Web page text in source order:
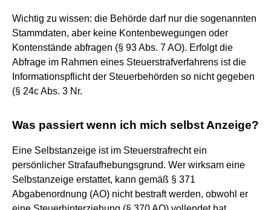
Wichtig zu wissen: die Behörde darf nur die sogenannten
Stammdaten, aber keine Kontenbewegungen oder
Kontenstände abfragen (§ 93 Abs. 7 AO). Erfolgt die
Abfrage im Rahmen eines Steuerstrafverfahrens ist die
Informationspflicht der Steuerbehörden so nicht gegeben
(§ 24c Abs. 3 Nr.
Was passiert wenn ich mich selbst Anzeige?
Eine Selbstanzeige ist im Steuerstrafrecht ein
persönlicher Strafaufhebungsgrund. Wer wirksam eine
Selbstanzeige erstattet, kann gemäß § 371
Abgabenordnung (AO) nicht bestraft werden, obwohl er